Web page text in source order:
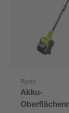
Ryobi
Akku-